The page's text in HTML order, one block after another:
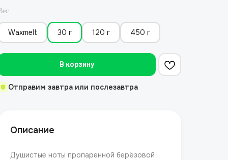
Waxmelt 30 г 120 г 450 г
В корзину
Отправим завтра или послезавтра
Описание
Душистые ноты пропаренной берёзовой